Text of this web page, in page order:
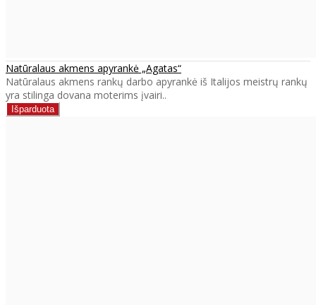
Natūralaus akmens apyrankė „Agatas“
Natūralaus akmens rankų darbo apyrankė iš Italijos meistrų rankų
yra stilinga dovana moterims įvairi..